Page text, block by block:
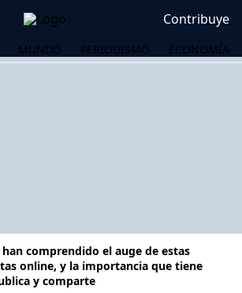
Contribuye
MUNDO PERIODISMO ECONOMÍA
comprendido el auge de estas
online, y la importancia que tiene
y comparte